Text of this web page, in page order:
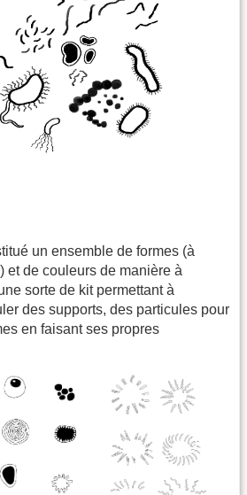
un ensemble de formes (à
et de couleurs de manière à
sorte de kit permettant à
des supports, des particules pour
en faisant ses propres